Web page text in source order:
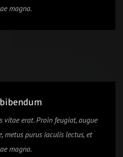
magna.
vitae erat. Proin feugiat, augue
metus purus iaculis lectus, et
magna.